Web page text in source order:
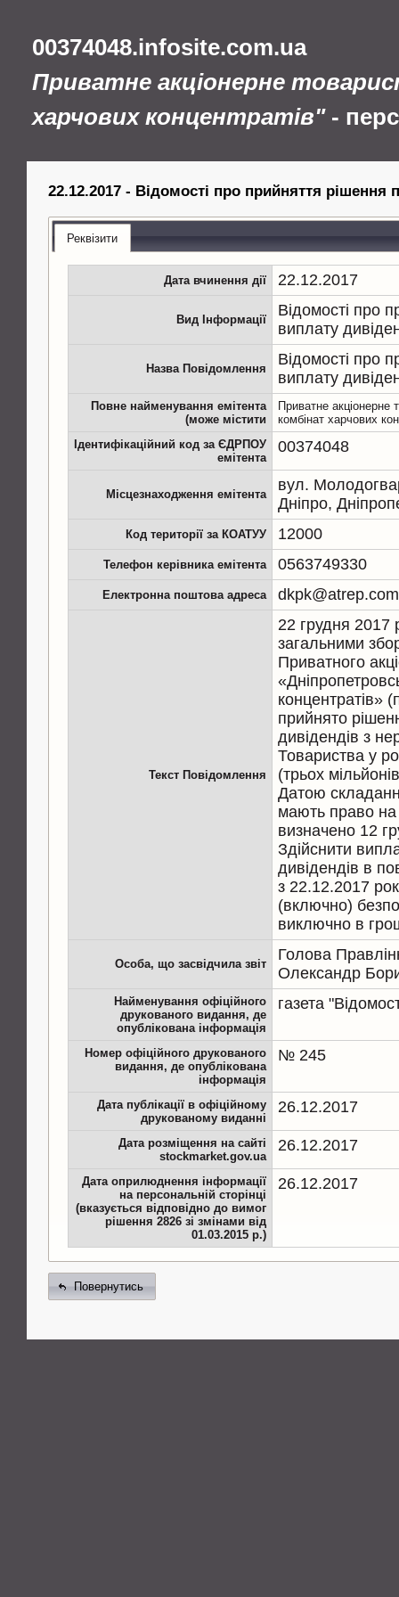
00374048.infosite.com.ua
Приватне акціонерне
харчових концентратів"-
22.12.2017 - Відомості про прийняття рішення
Реквізити
Дата вчинення дії 22.12.2017
Вид Інформації
Відомості про
виплату
Назва Повідомлення
Відомості про
виплату
Повне найменування емітента
(може містити
Приватне акціонерне
комбінат харчових
Ідентифікаційний код за ЄДРПОУ
емітента
00374048
Місцезнаходження емітента
вул.
Дніпро,
Код території за КОАТУУ 12000
Телефон керівника емітента 0563749330
Електронна поштова адреса
Текст Повідомлення
22 грудня 2017
загальними
Приватного
концентратів»
прийнято
дивідендів з
Товариства у
(трьох
Датою
мають право на
визначено 12
Здійснити
дивідендів в
з 22.12.2017
(включно)
виключно в
Особа, що засвідчила звіт
Голова
Олександр
Найменування офіційного
друкованого видання, де
опублікована інформація
газета
Номер офіційного друкованого
видання, де опублікована
інформація
№ 245
Дата публікації в офіційному
друкованому виданні
26.12.2017
Дата розміщення на сайті
stockmarket.gov.ua
26.12.2017
Дата оприлюднення інформації
на персональній сторінці
(вказується відповідно до вимог
рішення 2826 зі змінами від
01.03.2015 р.)
26.12.2017
Повернутись